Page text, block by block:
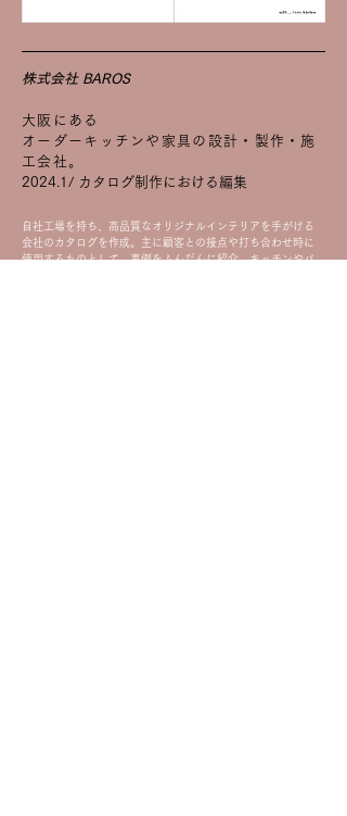
株式会社 BAROS
大阪にある
オーダーキッチンや家具の設計・製作・施
工会社。
2024.1/ カタログ制作における編集
自社工場を持ち、高品質なオリジナルインテリアを手がける
会社のカタログを作成。主に顧客との接点や打ち合わせ時に
使用するものとして、事例をふんだんに紹介。​キッチンやバ